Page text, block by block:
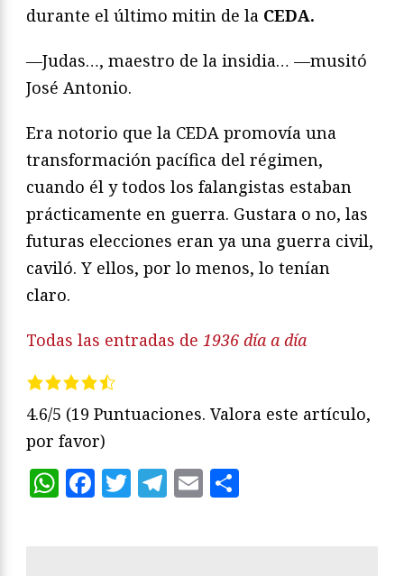
durante el último mitin de la CEDA.
—Judas…, maestro de la insidia… —musitó
José Antonio.
Era notorio que la CEDA promovía una
transformación pacífica del régimen,
cuando él y todos los falangistas estaban
prácticamente en guerra. Gustara o no, las
futuras elecciones eran ya una guerra civil,
caviló. Y ellos, por lo menos, lo tenían
claro.
Todas las entradas de 1936 día a día
4.6/5 (19 Puntuaciones. Valora este artículo,
por favor)
WhatsApp
Facebook
Twitter
Telegram
Email